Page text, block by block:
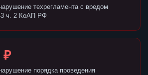
техрегламента с вредом
ч. 2 КоАП РФ
₽
порядка проведения